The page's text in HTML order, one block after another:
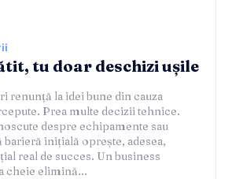
tu doar deschizi ușile
renunță la idei bune din cauza
Prea multe decizii tehnice.
despre echipamente sau
inițială oprește, adesea,
real de succes. Un business
cheie elimină...